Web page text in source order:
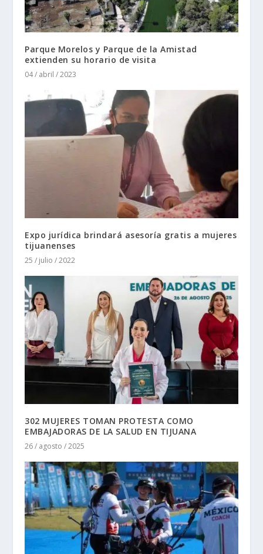
Parque Morelos y Parque de la Amistad
extienden su horario de visita
04 / abril / 2023
Expo jurídica brindará asesoría gratis a mujeres
tijuanenses
25 / julio / 2022
302 MUJERES TOMAN PROTESTA COMO
EMBAJADORAS DE LA SALUD EN TIJUANA
26 / agosto / 2025